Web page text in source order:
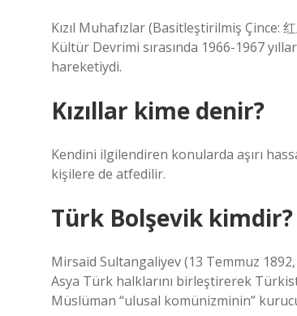
Kızıl Muhafızlar (Basitleştirilmiş Çince:
Kültür Devrimi sırasında 1966-1967
hareketiydi.
Kızıllar kime denir?
Kendini ilgilendiren konularda aşırı
kişilere de atfedilir.
Türk Bolşevik kimdir?
Mirsaid Sultangaliyev (13 Temmuz
Asya Türk halklarını birleştirerek
Müslüman “ulusal komünizminin”